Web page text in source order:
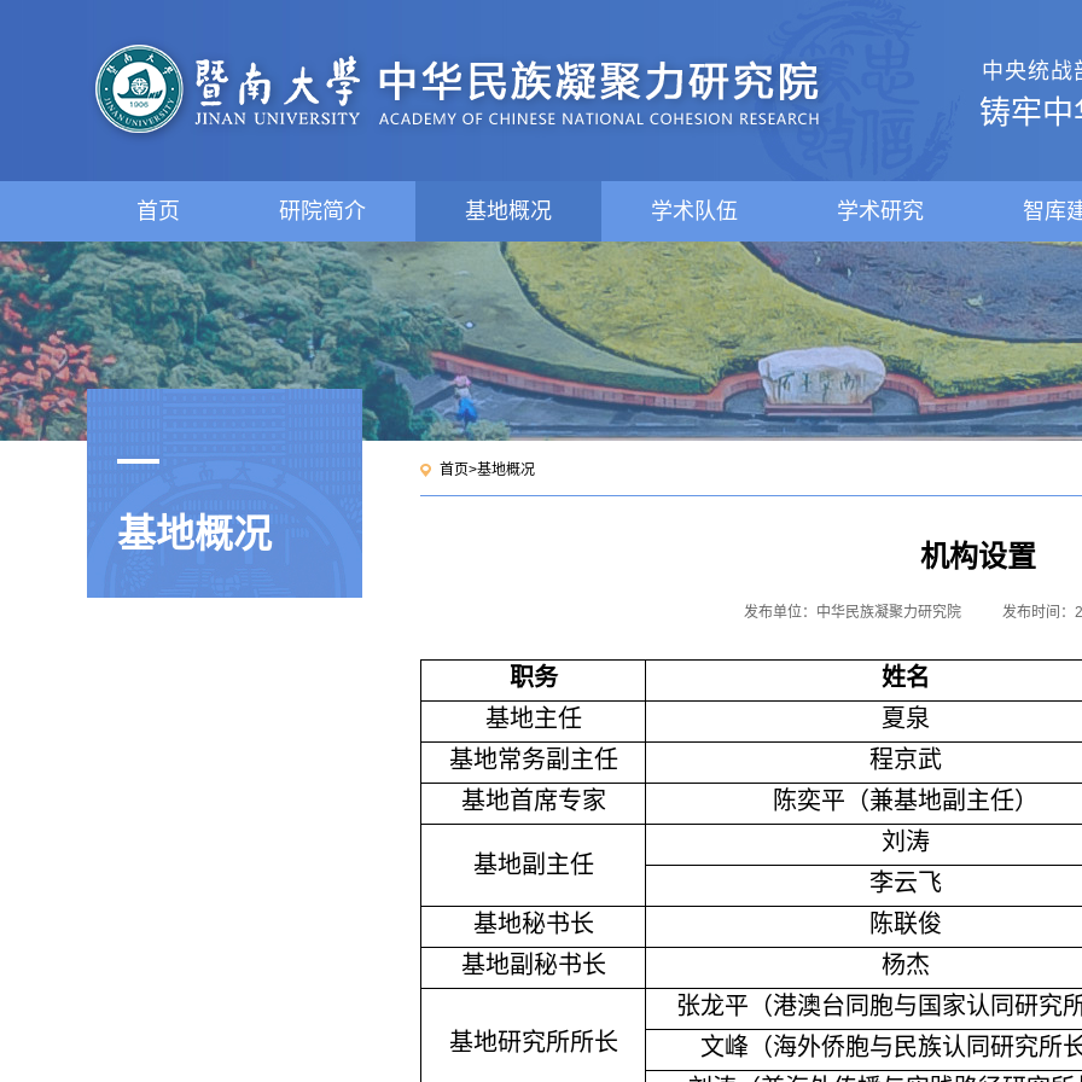
中央统战
铸牢
首页 研院简介 基地概况 学术队伍 学术研究 智库
基地概况
首页>基地概况
机构设置
发布单位：中华民族凝聚力研究院 发布时间：
职务
姓名
基地主任
夏泉
基地常务副主任
程京武
基地首席专家
陈奕平（兼基地副主任）
基地副主任
刘涛
李云飞
基地秘书长
陈联俊
基地副秘书长
杨杰
基地研究所所长
张龙平（港澳台同胞与国家认同研究所
文峰（海外侨胞与民族认同研究所长